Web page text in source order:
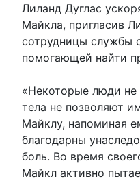
Лиланд Дуглас
Майкла, пригласив
сотрудницы службы
помогающей найти
«Некоторые люди не
тела не позволяют
Майклу, напоминая
благодарны
боль. Во время
Майкл активно